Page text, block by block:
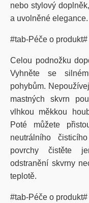
nebo stylový
a uvolněné elegance.
#tab-Péče o produkt#
Celou podnožku
Vyhněte se
pohybům.
mastných skvrn
vlhkou měkkou
Poté můžete
neutrálního
povrchy čistěte
odstranění skvrny
teplotě.
#tab-Péče o produkt#